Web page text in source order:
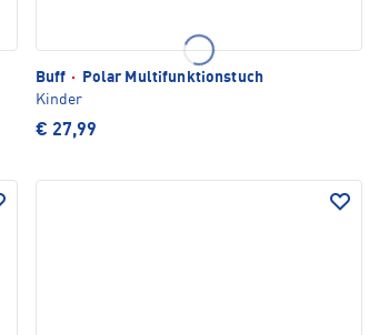
Buff ·
Polar Multifunktionstuch
Kinder
€ 27,99